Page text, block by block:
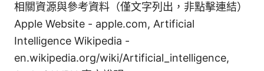
相關資源與參考資料（僅文字列出，非點擊連結）
Apple Website - apple.com, Artificial
Intelligence Wikipedia -
en.wikipedia.org/wiki/Artificial_intelligence,